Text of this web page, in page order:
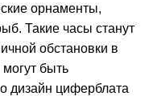
орнаменты,
Такие часы станут
обстановки в
быть
дизайн циферблата